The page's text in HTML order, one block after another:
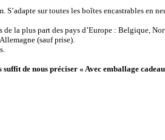
sur toutes les boîtes encastrables en
la plus part des pays d’Europe : Belgique,
(sauf prise).
de nous préciser « Avec emballage